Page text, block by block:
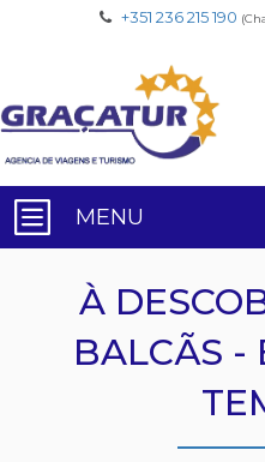
+351 236 215 190
MENU
À
BALCÃS -